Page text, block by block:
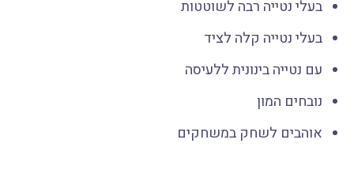
בעלי נטייה רבה לשוטטות
בעלי נטייה קלה לציד
עם נטייה בינונית ללעיסה
נובחים המון
אוהבים לשחק במשחקים